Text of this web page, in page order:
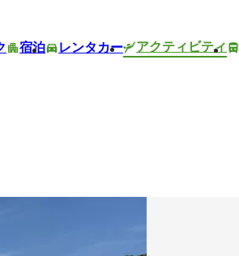
宿泊 レンタカー アクティビティ